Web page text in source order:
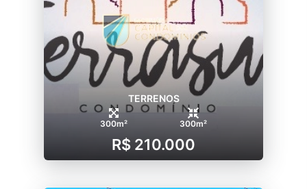
TERRENOS
300m² 300m²
R$ 210.000